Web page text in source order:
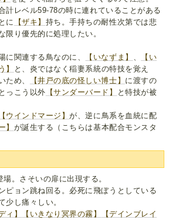
計レベル59-78の時に連れていることがある
に
【ザキ】 持ち。手持ちの耐性次第では悲
限り優先的に処理したい。
に関連する鳥なのに、 【いなずま】 、
【い
】
と、炎ではなく稲妻系統の特技を覚え
ため、
【井戸の底の怪しい博士】 に渡すの
っこう以外 【サンダーバード】
と特技が被
【ウインドマージ】が、逆に鳥系を血統に配
】 が誕生する（こちらは基本配合モンスタ
。さそいの扉に出現する。
ピョン跳ね回る。必死に飛ぼうとしている
少し痛々しい。
ィ】 【いきなり冥界の霧】
【デインブレイ